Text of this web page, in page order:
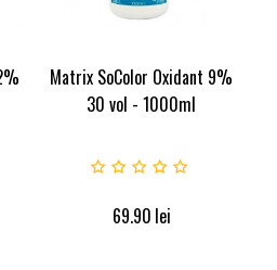
Matrix SoColor Oxidant 9%
30 vol - 1000ml
69.90 lei